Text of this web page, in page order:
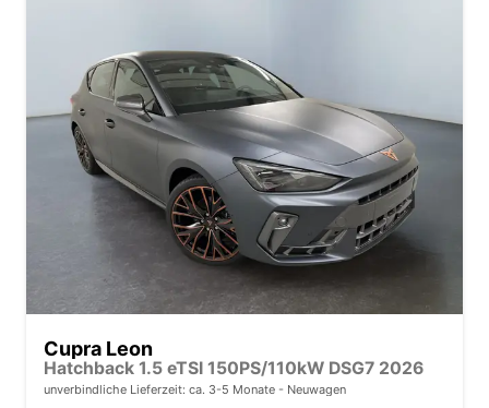
Cupra Leon
Hatchback 1.5 eTSI 150PS/110kW DSG7 2026
unverbindliche Lieferzeit: ca. 3-5 Monate Neuwagen